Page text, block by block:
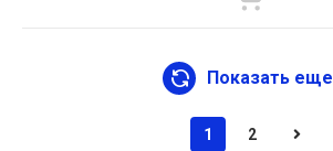
Показать еще
1 2